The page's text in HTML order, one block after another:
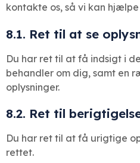
kontakte os, så vi kan
8.1. Ret til at se
Du har ret til at få indsigt i
behandler om dig, samt en
oplysninger.
8.2. Ret til
Du har ret til at få urigtige
rettet.